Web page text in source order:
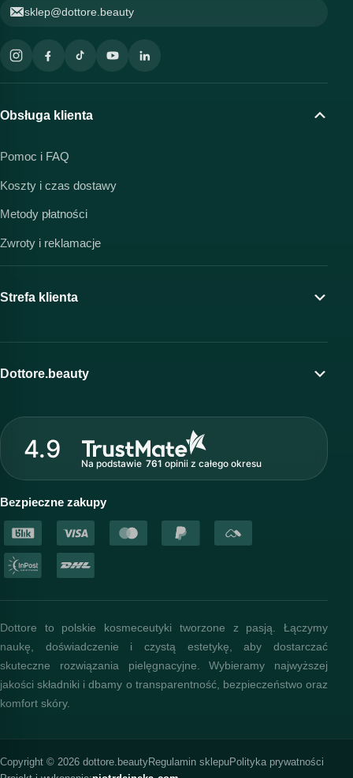
sklep@dottore.beauty
Obsługa klienta
Pomoc i FAQ
Koszty i czas dostawy
Metody płatności
Zwroty i reklamacje
Strefa klienta
Moje konto
Program lojalnościowy
Strefa profesjonalisty
Dottore.beauty
O marce Dottore
Nasz zespół
Akademia i szkolenia
Baza wiedzy
4.9
Na podstawie 761 opinii z całego okresu
Bezpieczne zakupy
Dottore to polskie kosmeceutyki tworzone z pasją. Łączymy
naukę, doświadczenie i czystą estetykę, aby dostarczać
skuteczne rozwiązania pielęgnacyjne. Wybieramy najwyższej
jakości składniki i dbamy o transparentność, bezpieczeństwo oraz
komfort skóry.
Copyright © 2026 dottore.beautyRegulamin sklepuPolityka prywatności